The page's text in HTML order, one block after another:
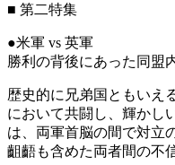
■ 第二特集
●米軍 vs 英軍
勝利の背後にあった同盟
歴史的に兄弟国ともいえ
において共闘し、輝かし
は、両軍首脳の間で対立
齟齬も含めた両者間の不